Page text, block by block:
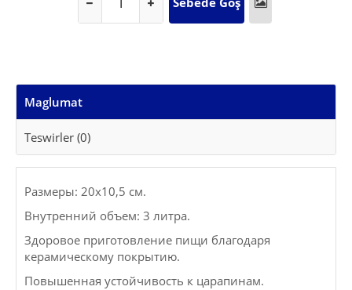
Maglumat
Teswirler (0)
Размеры: 20х10,5 см.
Внутренний объем: 3 литра.
Здоровое приготовление пищи благодаря
керамическому покрытию.
Повышенная устойчивость к царапинам.